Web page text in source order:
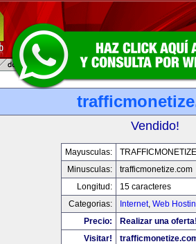
Vendido!
Mayusculas:
Minusculas:
trafficmonetize.com
Longitud:
15 caracteres
Categorias:
Internet, Web
Precio:
Realizar una
Visitar!